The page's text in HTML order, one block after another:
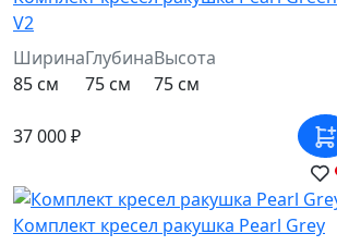
V2
Ширина
85 см
Глубина
75 см
Высота
75 см
37 000 ₽
Комплект кресел ракушка Pearl Grey